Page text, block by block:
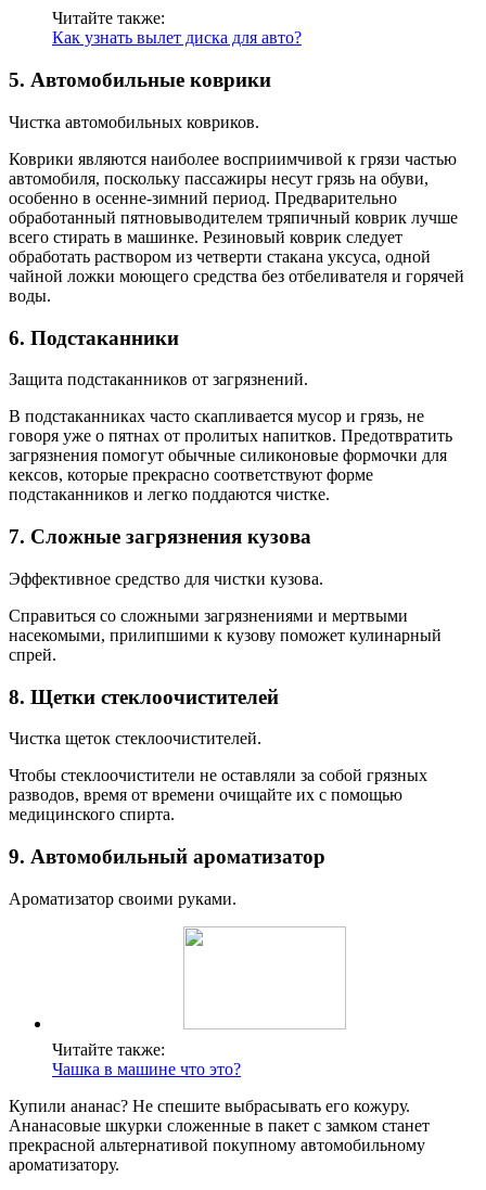
Читайте также:
Как узнать вылет диска для авто?
5. Автомобильные коврики
Чистка автомобильных ковриков.
Коврики являются наиболее восприимчивой к грязи частью
автомобиля, поскольку пассажиры несут грязь на обуви,
особенно в осенне-зимний период. Предварительно
обработанный пятновыводителем тряпичный коврик лучше
всего стирать в машинке. Резиновый коврик следует
обработать раствором из четверти стакана уксуса, одной
чайной ложки моющего средства без отбеливателя и горячей
воды.
6. Подстаканники
Защита подстаканников от загрязнений.
В подстаканниках часто скапливается мусор и грязь, не
говоря уже о пятнах от пролитых напитков. Предотвратить
загрязнения помогут обычные силиконовые формочки для
кексов, которые прекрасно соответствуют форме
подстаканников и легко поддаются чистке.
7. Сложные загрязнения кузова
Эффективное средство для чистки кузова.
Справиться со сложными загрязнениями и мертвыми
насекомыми, прилипшими к кузову поможет кулинарный
спрей.
8. Щетки стеклоочистителей
Чистка щеток стеклоочистителей.
Чтобы стеклоочистители не оставляли за собой грязных
разводов, время от времени очищайте их с помощью
медицинского спирта.
9. Автомобильный ароматизатор
Ароматизатор своими руками.
Читайте также:
Чашка в машине что это?
Купили ананас? Не спешите выбрасывать его кожуру.
Ананасовые шкурки сложенные в пакет с замком станет
прекрасной альтернативой покупному автомобильному
ароматизатору.